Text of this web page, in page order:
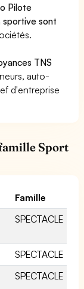
Pilote
sportive sont
TNS
auto-
d'entreprise
Sport
Famille
SPECTACLE
SPECTACLE
SPECTACLE